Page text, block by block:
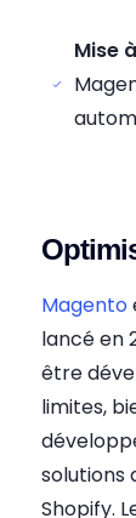
Mise
Magento
lancé en
être
limites,
solutions
Shopify.